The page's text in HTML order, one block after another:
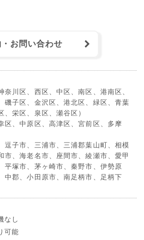
お問い合わせ
奈川区、西区、中区、南区、港南区、
磯子区、金沢区、港北区、緑区、青葉
、栄区、泉区、瀬谷区）
区、中原区、高津区、宮前区、多摩
逗子市、三浦市、三浦郡葉山町、相模
市、海老名市、座間市、綾瀬市、愛甲
平塚市、茅ヶ崎市、秦野市、伊勢原
中郡、小田原市、南足柄市、足柄下
なし
可能